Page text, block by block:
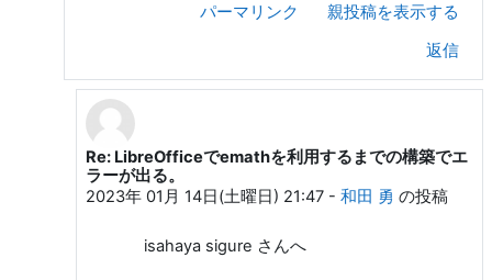
パーマリンク
親投稿を表示する
返信
和田 勇 への返信
Re: LibreOfficeでemathを利用するまでの構築でエ
ラーが出る。
2023年 01月 14日(土曜日) 21:47 - 和田 勇 の投稿
isahaya sigure さんへ